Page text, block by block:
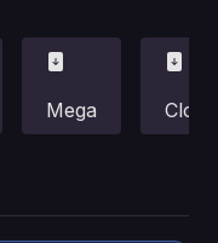
Mega Cloud